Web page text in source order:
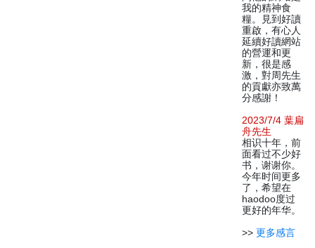
我的精神食
糧。見到好讀
重啟，有心人
延續好讀網站
的營運和更
新，很是感
激，對周先生
的貢獻亦致萬
分感謝！
2023/7/4 葉扁
舟先生
相识十年，前
面看过不少好
书，谢谢你。
今年时间更多
了，希望在
haodoo度过
更好的年华。
>> 更多感言